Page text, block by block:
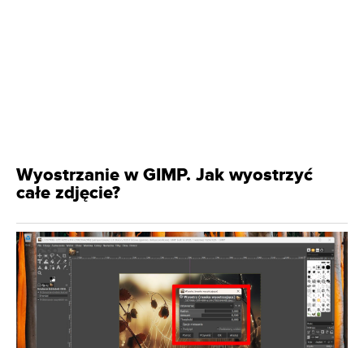
Wyostrzanie w GIMP. Jak wyostrzyć
całe zdjęcie?